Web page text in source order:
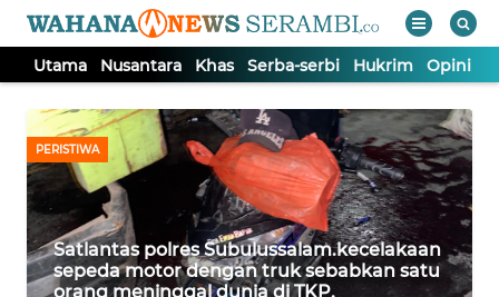
Utama Nusantara Khas Serba-serbi Hukrim Opini
PERISTIWA
Satlantas polres Subulussalam.kecelakaan
sepeda motor dengan truk sebabkan satu
orang meninggal dunia di TKP.
TV
Tutup
UTAMA
NUSANTARA